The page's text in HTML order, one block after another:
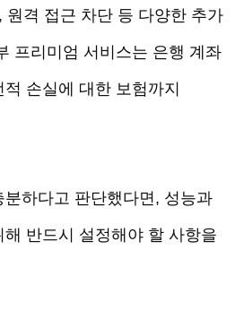
원격 접근 차단 등 다양한 추가
프리미엄 서비스는 은행 계좌
손실에 대한 보험까지
하다고 판단했다면, 성능과
반드시 설정해야 할 사항을